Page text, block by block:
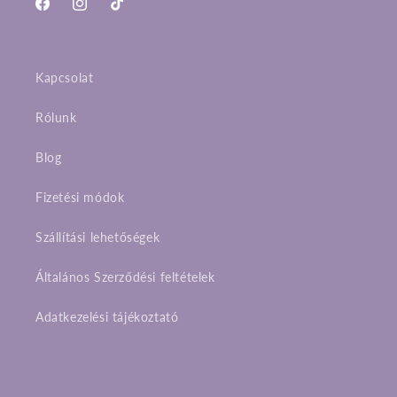
FacebookInstagramTikTok
Kapcsolat
Rólunk
Blog
Fizetési módok
Szállítási lehetőségek
Általános Szerződési feltételek
Adatkezelési tájékoztató